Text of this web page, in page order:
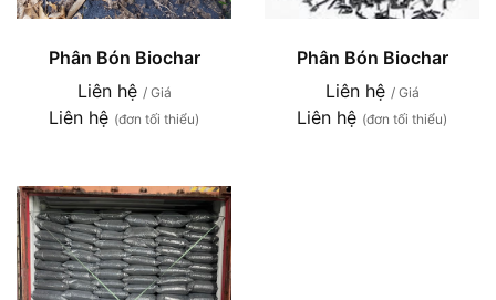
Phân Bón Biochar
Liên hệ / Giá
Liên hệ (đơn tối thiểu)
Phân Bón Biochar
Liên hệ / Giá
Liên hệ (đơn tối thiểu)